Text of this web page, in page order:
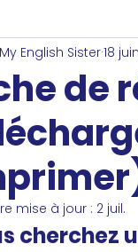
de
My English Sister18 juin
mise à jour : 2 juil.
cherchez